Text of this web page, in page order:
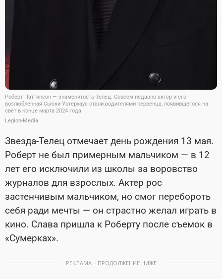
Роберт Паттинсон — знаменитость-Телец. Совсем недавно актер и его
возлюбленная Сьюки Уотерхаус стали родителями первенца, появившегося на
свет в конце марта 2024 года
Legion-Media
Звезда-Телец отмечает день рождения 13 мая.
Роберт не был примерным мальчиком — в 12
лет его исключили из школы за воровство
журналов для взрослых. Актер рос
застенчивым мальчиком, но смог перебороть
себя ради мечты — он страстно желал играть в
кино. Слава пришла к Роберту после съемок в
«Сумерках».
РЕКЛАМА – ПРОДОЛЖЕНИЕ НИЖЕ